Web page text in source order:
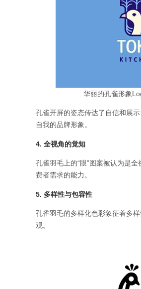
华丽的孔雀形象
孔雀开屏的姿态传达了自信和展
自我的品牌形象。
4. 全视角的觉知
孔雀羽毛上的“眼”图案被认为是
费者需求的能力。
5. 多样性与包容性
孔雀羽毛的多样化色彩象征着多
观。